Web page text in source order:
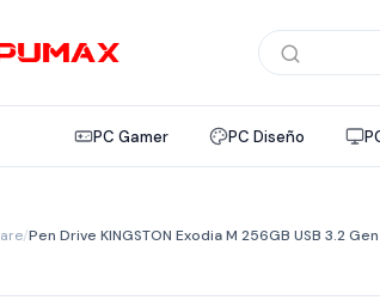
Búsqueda
de
productos
PC Gamer PC Diseño
/Pen Drive KINGSTON Exodia M 256GB USB 3.2